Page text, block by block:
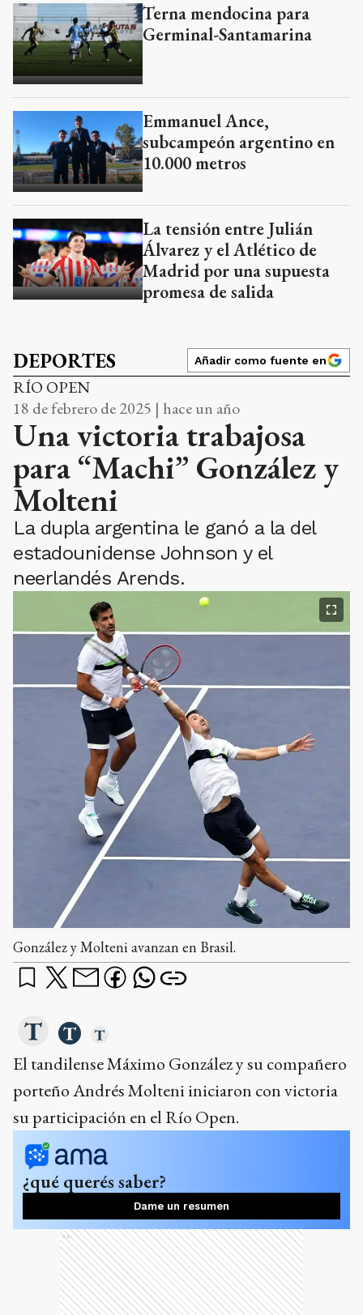
Terna mendocina para
Germinal-Santamarina
Emmanuel Ance,
subcampeón argentino en
10.000 metros
La tensión entre Julián
Álvarez y el Atlético de
Madrid por una supuesta
promesa de salida
DEPORTES Añadir como fuente en
RÍO OPEN
18 de febrero de 2025 | hace un año
Una victoria trabajosa
para “Machi” González y
Molteni
La dupla argentina le ganó a la del
estadounidense Johnson y el
neerlandés Arends.
González y Molteni avanzan en Brasil.
El tandilense Máximo González y su compañero
porteño Andrés Molteni iniciaron con victoria
su participación en el Río Open.
¿qué querés saber?
Dame un resumen
Ads